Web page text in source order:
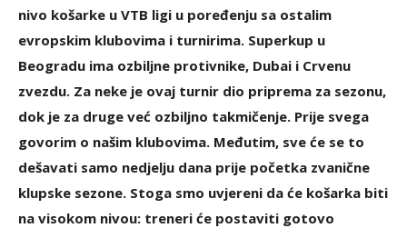
nivo košarke u VTB ligi u poređenju sa ostalim
evropskim klubovima i turnirima. Superkup u
Beogradu ima ozbiljne protivnike, Dubai i Crvenu
zvezdu. Za neke je ovaj turnir dio priprema za sezonu,
dok je za druge već ozbiljno takmičenje. Prije svega
govorim o našim klubovima. Međutim, sve će se to
dešavati samo nedjelju dana prije početka zvanične
klupske sezone. Stoga smo uvjereni da će košarka biti
na visokom nivou: treneri će postaviti gotovo